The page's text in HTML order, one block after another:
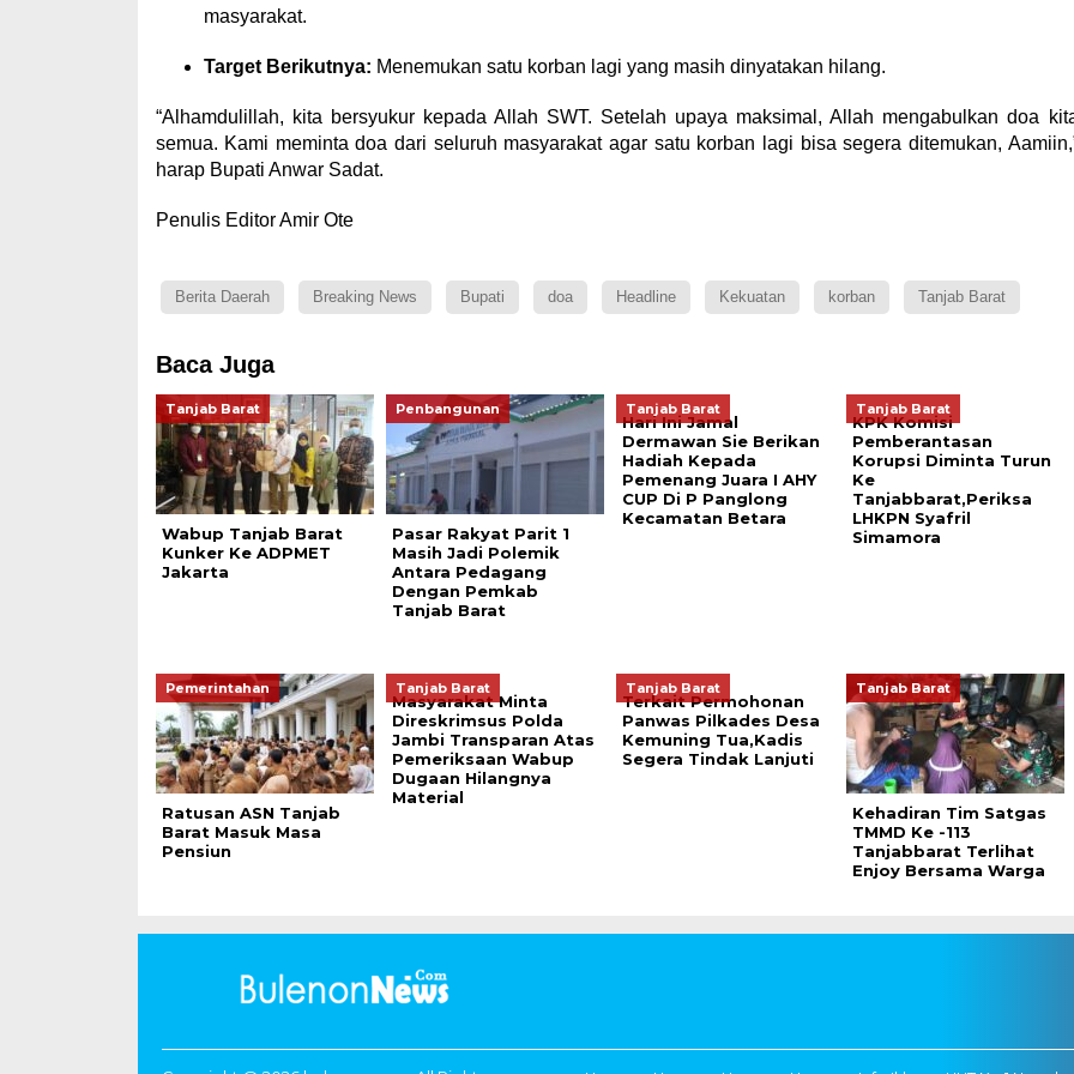
masyarakat.
Target Berikutnya: Menemukan satu korban lagi yang masih dinyatakan hilang.
“Alhamdulillah, kita bersyukur kepada Allah SWT. Setelah upaya maksimal, Allah mengabulkan doa
semua. Kami meminta doa dari seluruh masyarakat agar satu korban lagi bisa segera ditemukan,
harap Bupati Anwar Sadat.
Penulis Editor Amir Ote
Berita Daerah Breaking News Bupati doa Headline Kekuatan korban Tanjab Barat
Baca Juga
Tanjab Barat
Wabup Tanjab Barat
Kunker Ke ADPMET
Jakarta
Penbangunan
Pasar Rakyat Parit 1
Masih Jadi Polemik
Antara Pedagang
Dengan Pemkab
Tanjab Barat
Tanjab Barat
Hari Ini Jamal
Dermawan Sie Berikan
Hadiah Kepada
Pemenang Juara I AHY
CUP Di P Panglong
Kecamatan Betara
Tanjab Barat
KPK Komisi
Pemberantasan
Korupsi Diminta Turun
Ke
Tanjabbarat,Periksa
LHKPN Syafril
Simamora
Pemerintahan
Ratusan ASN Tanjab
Barat Masuk Masa
Pensiun
Tanjab Barat
Masyarakat Minta
Direskrimsus Polda
Jambi Transparan Atas
Pemeriksaan Wabup
Dugaan Hilangnya
Material
Tanjab Barat
Terkait Permohonan
Panwas Pilkades Desa
Kemuning Tua,Kadis
Segera Tindak Lanjuti
Tanjab Barat
Kehadiran Tim Satgas
TMMD Ke -113
Tanjabbarat Terlihat
Enjoy Bersama Warga